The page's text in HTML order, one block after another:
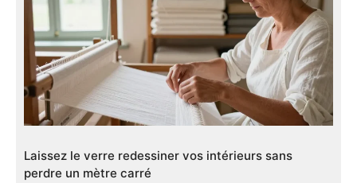
Laissez le verre redessiner vos intérieurs sans
perdre un mètre carré